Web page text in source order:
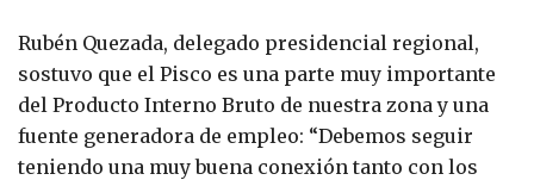
Rubén Quezada, delegado presidencial regional,
sostuvo que el Pisco es una parte muy importante
del Producto Interno Bruto de nuestra zona y una
fuente generadora de empleo: “Debemos seguir
teniendo una muy buena conexión tanto con los